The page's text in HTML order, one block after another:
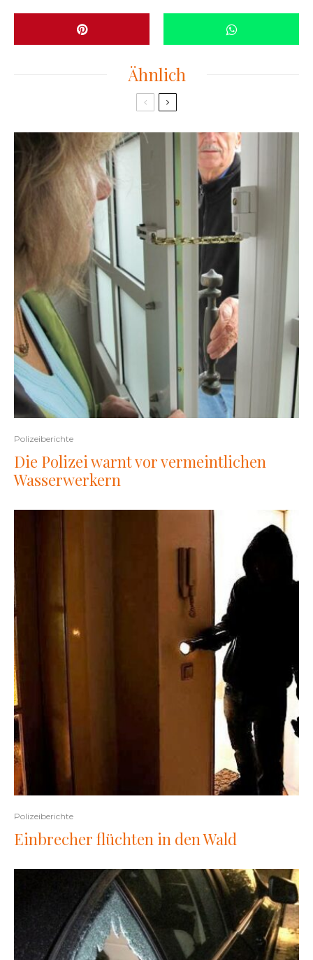
Ähnlich
Polizeiberichte
Die Polizei warnt vor vermeintlichen
Wasserwerkern
Polizeiberichte
Einbrecher flüchten in den Wald